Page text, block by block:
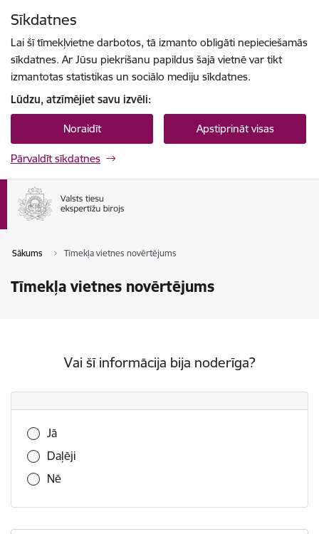
Sīkdatnes
Lai šī tīmekļvietne darbotos, tā izmanto obligāti nepieciešamās
sīkdatnes. Ar Jūsu piekrišanu papildus šajā vietnē var tikt
izmantotas statistikas un sociālo mediju sīkdatnes.
Lūdzu, atzīmējiet savu izvēli:
Noraidīt Apstiprināt visas
Pārvaldīt sīkdatnes
Sākums Tīmekļa vietnes novērtējums
Tīmekļa vietnes novērtējums
Vai šī informācija bija noderīga?
Vai šī informācija bija noderīga?
Jā
Daļēji
Nē